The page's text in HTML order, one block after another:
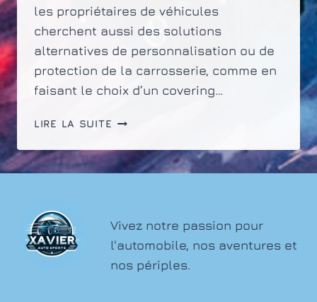
les propriétaires de véhicules
cherchent aussi des solutions
alternatives de personnalisation ou de
protection de la carrosserie, comme en
faisant le choix d’un covering…
LIRE LA SUITE QUEL
LE
COÛT
CARROSSERIE
ENFONCÉE
?
Vivez notre passion pour
l'automobile, nos aventures et
nos périples.